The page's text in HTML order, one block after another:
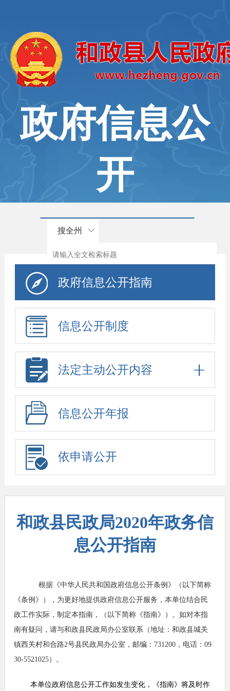
政府信息公
开
搜全州
政府信息公开指南
信息公开制度
法定主动公开内容
信息公开年报
依申请公开
和政县民政局​2020年政务信
息公开指南
根据《中华人民共和国政府信息公开条例》（以下简称
《条例》），为更好地提供政府信息公开服务，本单位结合民
政工作实际，制定本指南，（以下简称《指南》）。如对本指
南有疑问，请与和政县民政局办公室联系（地址：和政县城关
镇西关村和合路2号县民政局办公室，邮编：731200，电话：09
30-5521025）。
本单位政府信息公开工作如发生变化，《指南》将及时作